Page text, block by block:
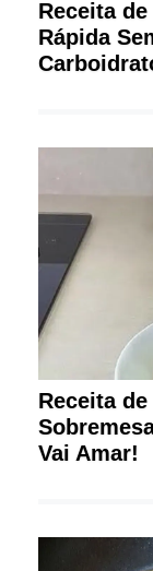
Receita
Rápida
Receita
Vai Amar!